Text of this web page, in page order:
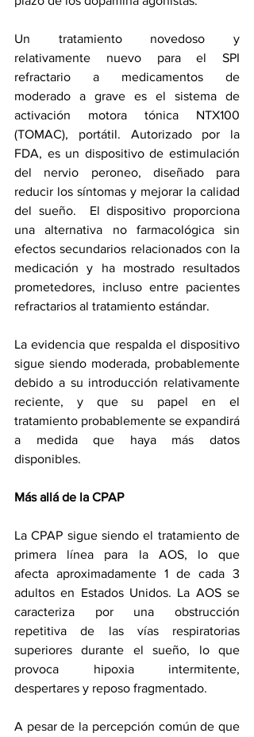
Un tratamiento novedoso y
relativamente nuevo para el SPI
refractario a medicamentos de
moderado a grave es el sistema de
activación motora tónica NTX100
(TOMAC), portátil. Autorizado por la
FDA, es un dispositivo de estimulación
del nervio peroneo, diseñado para
reducir los síntomas y mejorar la calidad
del sueño.  El dispositivo proporciona
una alternativa no farmacológica sin
efectos secundarios relacionados con la
medicación y ha mostrado resultados
prometedores, incluso entre pacientes
refractarios al tratamiento estándar.
La evidencia que respalda el dispositivo
sigue siendo moderada, probablemente
debido a su introducción relativamente
reciente, y que su papel en el
tratamiento probablemente se expandirá
a medida que haya más datos
disponibles.
Más allá de la CPAP
La CPAP sigue siendo el tratamiento de
primera línea para la AOS, lo que
afecta aproximadamente 1 de cada 3
adultos en Estados Unidos. La AOS se
caracteriza por una obstrucción
repetitiva de las vías respiratorias
superiores durante el sueño, lo que
provoca hipoxia intermitente,
despertares y reposo fragmentado.
A pesar de la percepción común de que